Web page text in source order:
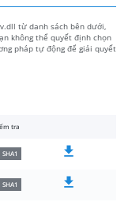
từ danh sách bên dưới,
không thể quyết định chọn
pháp tự động để giải quyết
tra
SHA1
SHA1